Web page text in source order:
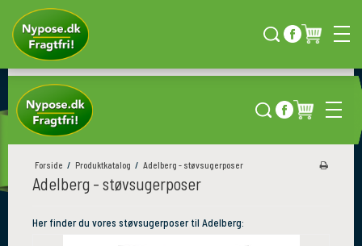
GRATIS LEVERING
Forside / Produktkatalog / Adelberg - støvsugerposer
Adelberg - støvsugerposer
Her finder du vores støvsugerposer til Adelberg: